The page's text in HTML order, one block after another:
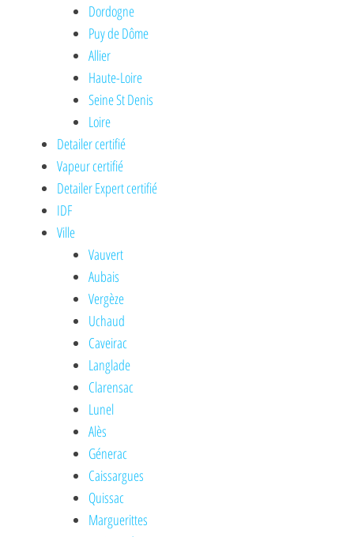
Dordogne
Puy de Dôme
Allier
Haute-Loire
Seine St Denis
Loire
Detailer certifié
Vapeur certifié
Detailer Expert certifié
IDF
Ville
Vauvert
Aubais
Vergèze
Uchaud
Caveirac
Langlade
Clarensac
Lunel
Alès
Génerac
Caissargues
Quissac
Marguerittes